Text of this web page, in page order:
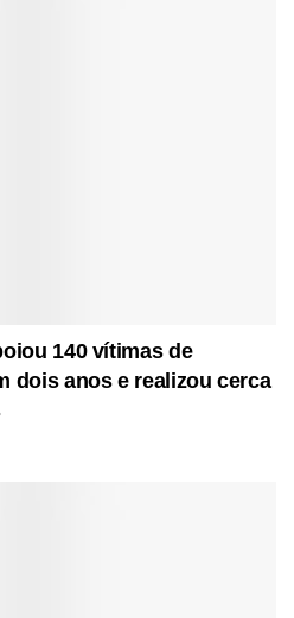
140 vítimas de
dois anos e realizou cerca